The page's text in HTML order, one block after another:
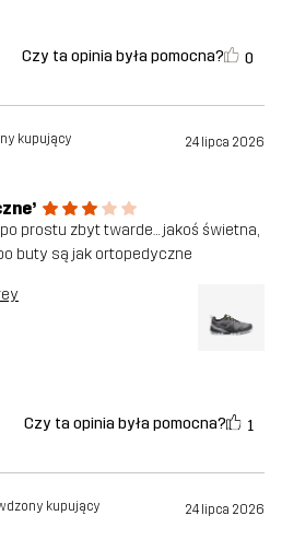
Czy ta opinia była pomocna? 0
kupujący 24 lipca 2026
prostu zbyt twarde… jakoś świetna,
buty są jak ortopedyczne
Czy ta opinia była pomocna? 1
kupujący 24 lipca 2026